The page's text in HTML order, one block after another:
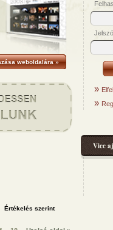
weboldalára »
Jelszó
»
»
Vicc